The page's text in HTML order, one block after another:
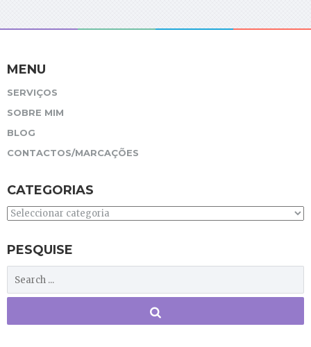
MENU
SERVIÇOS
SOBRE MIM
BLOG
CONTACTOS/MARCAÇÕES
CATEGORIAS
Categorias
PESQUISE